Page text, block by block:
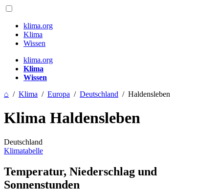
klima.org
Klima
Wissen
klima.org
Klima
Wissen
⌂ / Klima / Europa / Deutschland / Haldensleben
Klima Haldensleben
Deutschland
Klimatabelle
Temperatur, Niederschlag und
Sonnenstunden